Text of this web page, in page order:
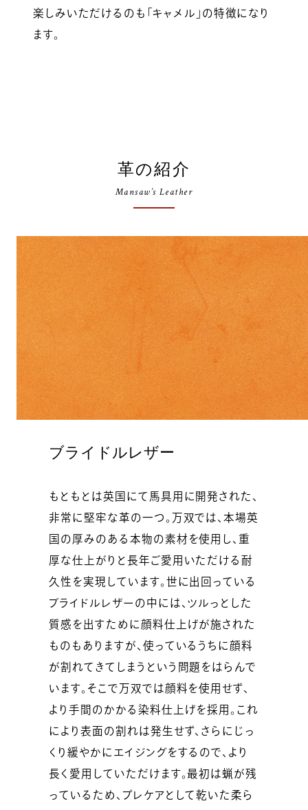
楽しみいただけるのも「キャメル」の特徴になり
ます。
革の紹介
Mansaw’s Leather
ブライドルレザー
もともとは英国にて馬具用に開発された、
非常に堅牢な革の一つ。万双では、本場英
国の厚みのある本物の素材を使用し、重
厚な仕上がりと長年ご愛用いただける耐
久性を実現しています。世に出回っている
ブライドルレザーの中には、ツルっとした
質感を出すために顔料仕上げが施された
ものもありますが、使っているうちに顔料
が割れてきてしまうという問題をはらんで
います。そこで万双では顔料を使用せず、
より手間のかかる染料仕上げを採用。これ
により表面の割れは発生せず、さらにじっ
くり緩やかにエイジングをするので、より
長く愛用していただけます。最初は蝋が残
っているため、プレケアとして乾いた柔ら